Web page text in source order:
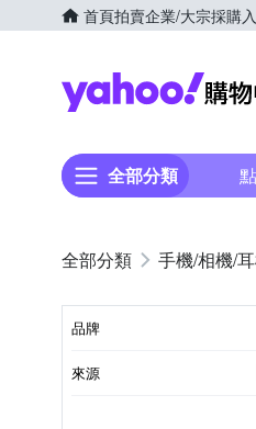
首頁拍賣企業/大宗採購
全部分類
手機/相機/
品牌
來源